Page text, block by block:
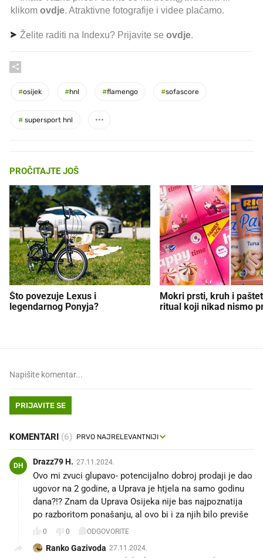
klikom ovdje. Atraktivne fotografije i videe plaćamo.
Želite raditi na Indexu? Prijavite se ovdje.
#osijek #hnl #flamengo #sofascore
# supersport hnl
PROČITAJTE JOŠ
Što povezuje Lexus i
legendarnog Ponyja?
Mokri prsti, kruh i
ritual koji nikad nismo
PRIJAVITE SE
KOMENTARI (6)
DH Drazz79 H. 27.11.2024.
Ovo mi zvuci glupavo- potencijalno dobroj prodaji je dao
ugovor na 2 godine, a Uprava je htjela na samo godinu
dana?!? Znam da Uprava Osijeka nije bas najpoznatija
po razboritom ponašanju, al ovo bi i za njih bilo previše
0 0 ODGOVORITE
Ranko Gazivoda 27.11.2024.